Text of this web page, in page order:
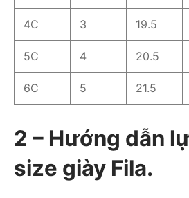
4C 3 19.5
5C 4 20.5
6C 5 21.5
2 – Hướng dẫn
size giày Fila.